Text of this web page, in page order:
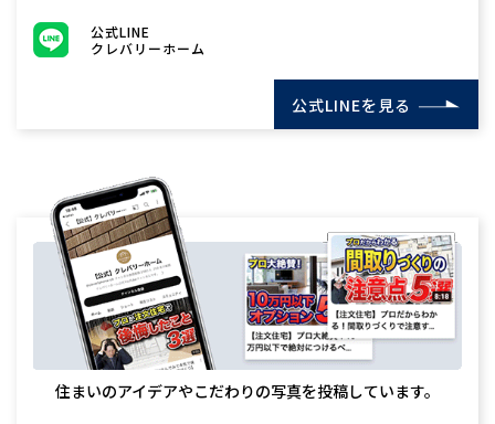
公式LINE
クレバリーホーム
公式LINEを見る
住まいのアイデアやこだわりの写真を投稿しています。